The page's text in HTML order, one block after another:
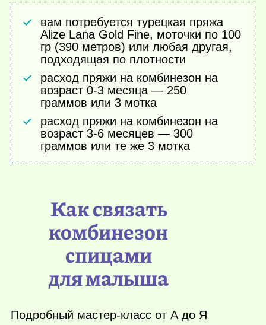
вам потребуется турецкая пряжа
Alize Lana Gold Fine, моточки по 100
гр (390 метров) или любая другая,
подходящая по плотности
расход пряжи на комбинезон на
возраст 0-3 месяца — 250
граммов или 3 мотка
расход пряжи на комбинезон на
возраст 3-6 месяцев — 300
граммов или те же 3 мотка
Как связать
комбинезон
спицами
для малыша
Подробный мастер-класс от А до Я